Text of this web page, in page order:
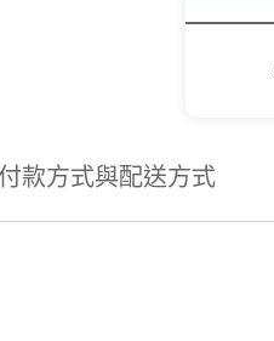
付款方式與配送方式